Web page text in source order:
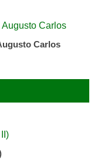
Carlos